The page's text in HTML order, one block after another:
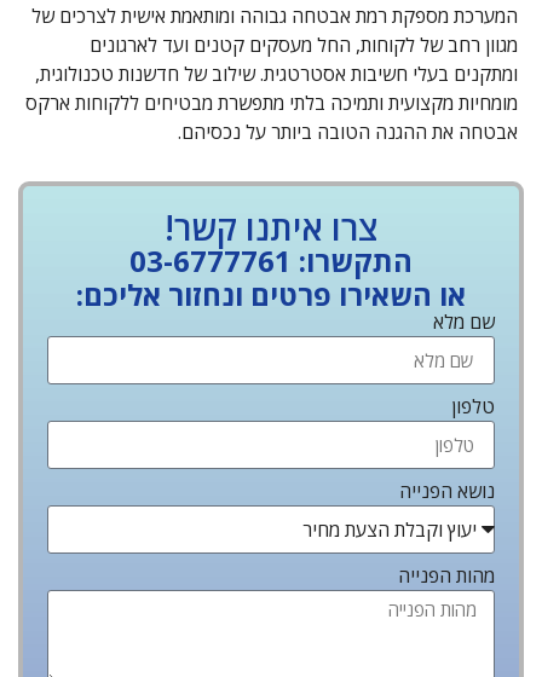
המערכת מספקת רמת אבטחה גבוהה ומותאמת אישית לצרכים של
מגוון רחב של לקוחות, החל מעסקים קטנים ועד לארגונים
ומתקנים בעלי חשיבות אסטרטגית. שילוב של חדשנות טכנולוגית,
מומחיות מקצועית ותמיכה בלתי מתפשרת מבטיחים ללקוחות ארקס
אבטחה את ההגנה הטובה ביותר על נכסיהם.
צרו איתנו קשר!
התקשרו: 03-6777761
או השאירו פרטים ונחזור אליכם:
שם מלא
טלפון
נושא הפנייה
מהות הפנייה